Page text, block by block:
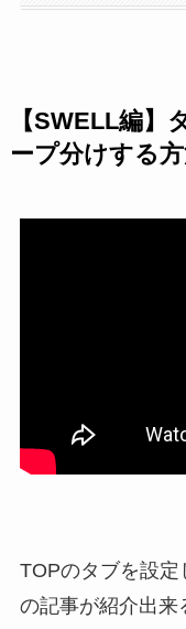
【SWELL編】
ープ分けする
TOPのタブを設
の記事が紹介出来